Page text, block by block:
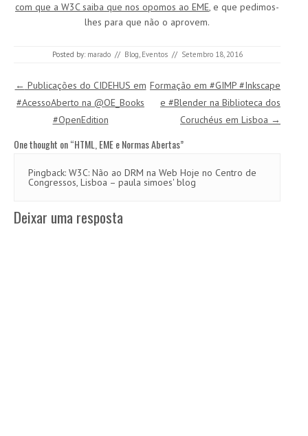
com que a W3C saiba que nos opomos ao EME, e que pedimos-
lhes para que não o aprovem.
Posted by: marado // Blog, Eventos // Setembro 18, 2016
Post navigation
← Publicações do CIDEHUS em
#AcessoAberto na @OE_Books
#OpenEdition
Formação em #GIMP #Inkscape
e #Blender na Biblioteca dos
Coruchéus em Lisboa →
One thought on “HTML, EME e Normas Abertas”
Pingback: W3C: Não ao DRM na Web Hoje no Centro de
Congressos, Lisboa – paula simoes' blog
Deixar uma resposta